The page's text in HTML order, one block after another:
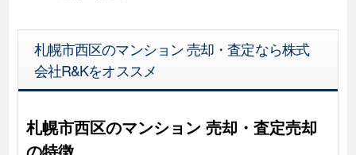
札幌市西区のマンション 売却・査定なら株式
会社R&Kをオススメ
札幌市西区のマンション 売却・査定売却